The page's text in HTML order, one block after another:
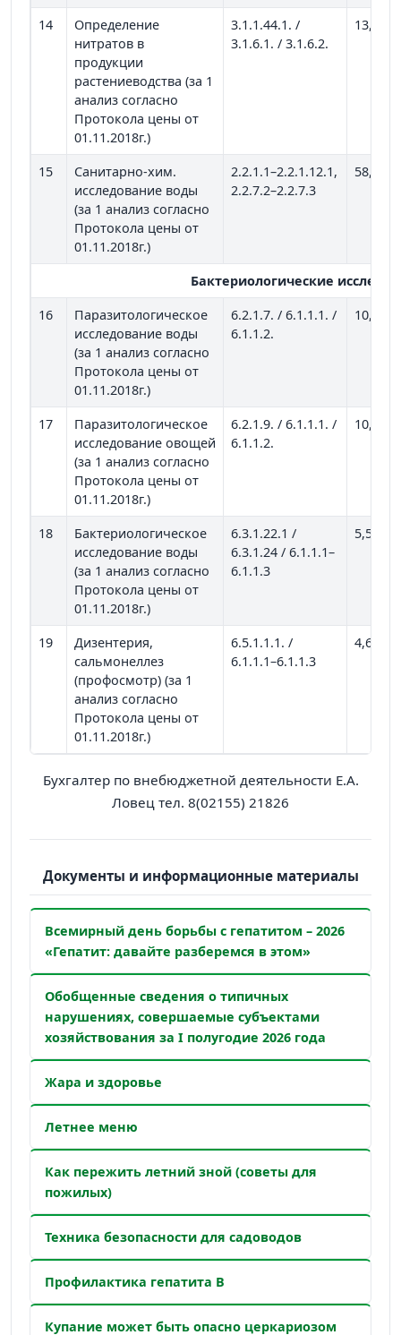
14
Определение
нитратов в
продукции
растениеводства (за 1
анализ согласно
Протокола цены от
01.11.2018г.)
3.1.1.44.1. /
3.1.6.1. / 3.1.6.2.
13,34
15
Санитарно-хим.
исследование воды
(за 1 анализ согласно
Протокола цены от
01.11.2018г.)
2.2.1.1–2.2.1.12.1,
2.2.7.2–2.2.7.3
58,17
Бактериологические
16
Паразитологическое
исследование воды
(за 1 анализ согласно
Протокола цены от
01.11.2018г.)
6.2.1.7. / 6.1.1.1. /
6.1.1.2.
10,42
17
Паразитологическое
исследование овощей
(за 1 анализ согласно
Протокола цены от
01.11.2018г.)
6.2.1.9. / 6.1.1.1. /
6.1.1.2.
10,42
18
Бактериологическое
исследование воды
(за 1 анализ согласно
Протокола цены от
01.11.2018г.)
6.3.1.22.1 /
6.3.1.24 / 6.1.1.1–
6.1.1.3
5,50
19
Дизентерия,
сальмонеллез
(профосмотр) (за 1
анализ согласно
Протокола цены от
01.11.2018г.)
6.5.1.1.1. /
6.1.1.1–6.1.1.3
4,63
Бухгалтер по внебюджетной деятельности Е.А.
Ловец тел. 8(02155) 21826
Документы и информационные материалы
Всемирный день борьбы с гепатитом – 2026
«Гепатит: давайте разберемся в этом»
Обобщенные сведения о типичных
нарушениях, совершаемые субъектами
хозяйствования за I полугодие 2026 года
Жара и здоровье
Летнее меню
Как пережить летний зной (советы для
пожилых)
Техника безопасности для садоводов
Профилактика гепатита В
Купание может быть опасно церкариозом